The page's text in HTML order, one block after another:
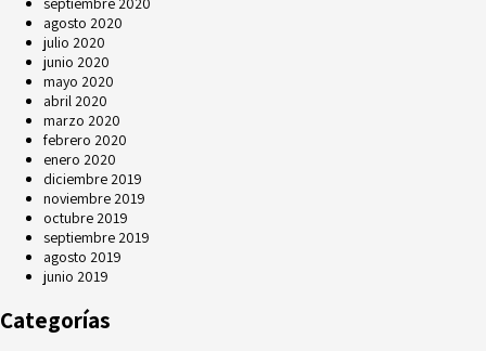
agosto 2020
julio 2020
junio 2020
mayo 2020
abril 2020
marzo 2020
febrero 2020
enero 2020
diciembre 2019
noviembre 2019
octubre 2019
septiembre 2019
agosto 2019
junio 2019
Categorías